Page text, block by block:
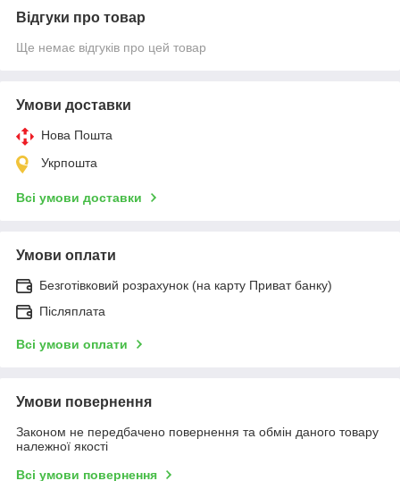
Відгуки про товар
Ще немає відгуків про цей товар
Умови доставки
Нова Пошта
Укрпошта
Всі умови доставки
Умови оплати
Безготівковий розрахунок (на карту Приват банку)
Післяплата
Всі умови оплати
Умови повернення
Законом не передбачено повернення та обмін даного товару
належної якості
Всі умови повернення